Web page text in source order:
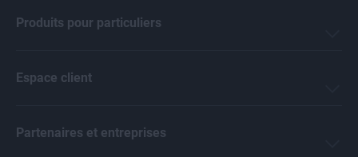
Produits pour particuliers
Espace client
Partenaires et entreprises